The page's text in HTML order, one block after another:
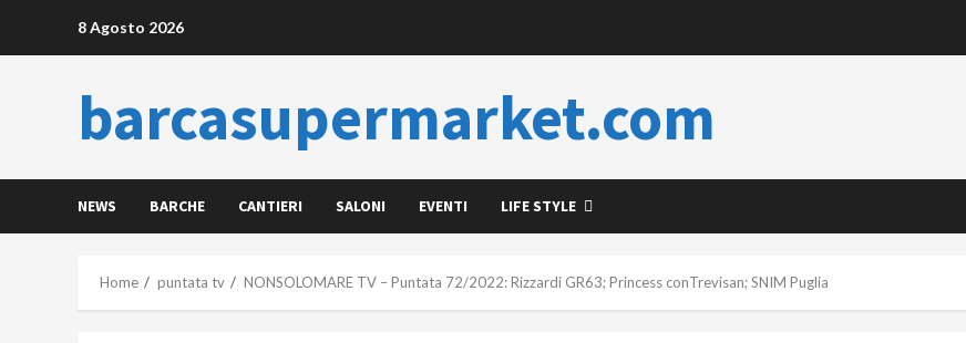
8 Agosto 2026
barcasupermarket.com
NEWS BARCHE CANTIERI SALONI EVENTI LIFE STYLE
Home puntata tv NONSOLOMARE TV – Puntata 72/2022: Rizzardi GR63; Princess conTrevisan; SNIM Puglia